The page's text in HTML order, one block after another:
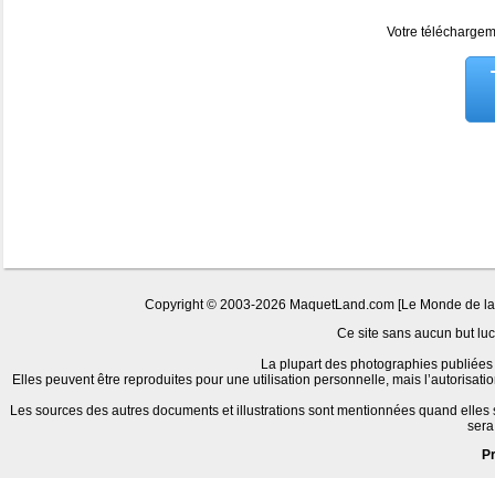
Votre
Copyright © 2003-2026 MaquetLand.com [Le Monde de
Ce site sans aucun but
La plupart des photographies
Elles peuvent être reproduites pour une utilisation personnelle, mais
Les sources des autres documents et illustrations sont mentionnées quand